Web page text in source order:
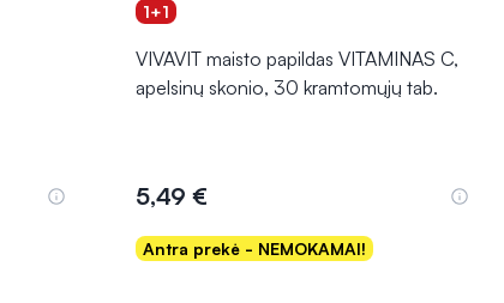
1+1
VIVAVIT maisto papildas VITAMINAS C,
apelsinų skonio, 30 kramtomųjų tab.
5,49 €
Antra prekė - NEMOKAMAI!
Į krepšelį